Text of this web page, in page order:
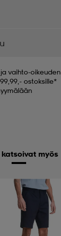
vaihto-oikeuden
ostoksille*
myös